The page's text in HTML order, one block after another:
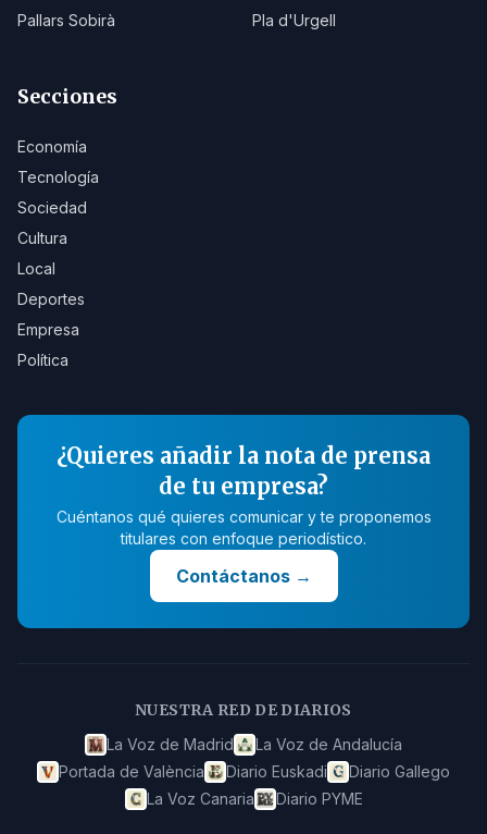
Pallars Sobirà
Pla d'Urgell
Secciones
Economía
Tecnología
Sociedad
Cultura
Local
Deportes
Empresa
Política
¿Quieres añadir la nota de prensa
de tu empresa?
Cuéntanos qué quieres comunicar y te proponemos
titulares con enfoque periodístico.
Contáctanos→
NUESTRA RED DE DIARIOS
La Voz de Madrid
La Voz de Andalucía
Portada de València
Diario Euskadi
Diario Gallego
La Voz Canaria
Diario PYME